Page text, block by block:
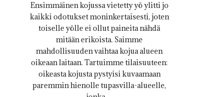
Ensimmäinen kojussa vietetty yö ylitti jo
kaikki odotukset moninkertaisesti, joten
toiselle yölle ei ollut paineita nähdä
mitään erikoista. Saimme
mahdollisuuden vaihtaa kojua alueen
oikeaan laitaan. Tartuimme tilaisuuteen:
oikeasta kojusta pystyisi kuvaamaan
paremmin hienolle tupasvilla-alueelle,